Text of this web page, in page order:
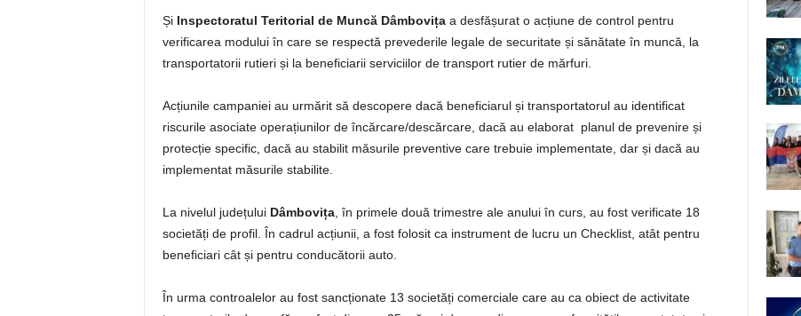
Și Inspectoratul Teritorial de Muncă Dâmbovițaa desfășurat o acțiune de control pentru
verificarea modului în care se respectă prevederile legale de securitate și sănătate în muncă, la
transportatorii rutieri și la beneficiarii serviciilor de transport rutier de mărfuri.
Acțiunile campaniei au urmărit să descopere dacă beneficiarul și transportatorul au identificat
riscurile asociate operațiunilor de încărcare/descărcare, dacă au elaborat planul de prevenire și
protecție specific, dacă au stabilit măsurile preventive care trebuie implementate, dar și dacă au
implementat măsurile stabilite.
La nivelul județului Dâmbovița, în primele două trimestre ale anului în curs, au fost verificate 18
societăți de profil. În cadrul acțiunii, a fost folosit ca instrument de lucru un Checklist, atât pentru
beneficiari cât și pentru conducătorii auto.
În urma controalelor au fost sancționate 13 societăți comerciale care au ca obiect de activitate